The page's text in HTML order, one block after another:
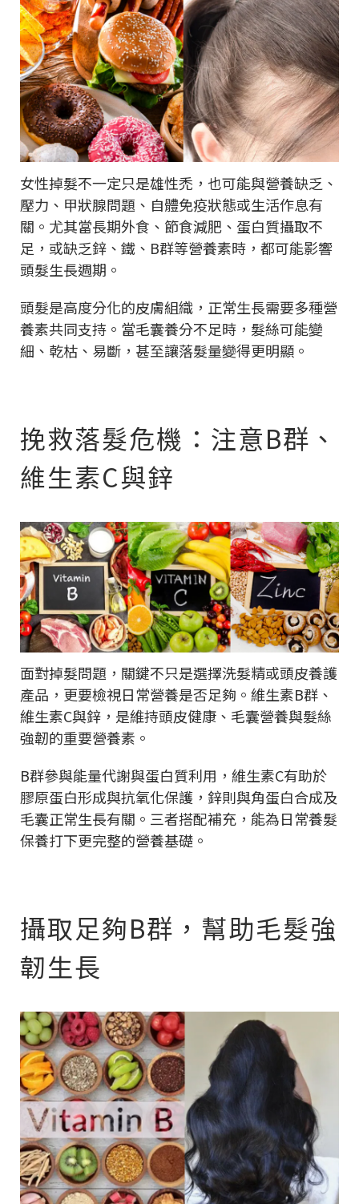
女性掉髮不一定只是雄性禿，也可能與營養缺乏、
壓力、甲狀腺問題、自體免疫狀態或生活作息有
關。尤其當長期外食、節食減肥、蛋白質攝取不
足，或缺乏鋅、鐵、B群等營養素時，都可能影響
頭髮生長週期。
頭髮是高度分化的皮膚組織，正常生長需要多種營
養素共同支持。當毛囊養分不足時，髮絲可能變
細、乾枯、易斷，甚至讓落髮量變得更明顯。
挽救落髮危機：注意B群、
維生素C與鋅
面對掉髮問題，關鍵不只是選擇洗髮精或頭皮養護
產品，更要檢視日常營養是否足夠。維生素B群、
維生素C與鋅，是維持頭皮健康、毛囊營養與髮絲
強韌的重要營養素。
B群參與能量代謝與蛋白質利用，維生素C有助於
膠原蛋白形成與抗氧化保護，鋅則與角蛋白合成及
毛囊正常生長有關。三者搭配補充，能為日常養髮
保養打下更完整的營養基礎。
攝取足夠B群，幫助毛髮強
韌生長